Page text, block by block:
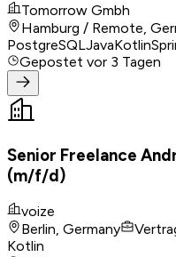
Tomorrow Gmbh
Hamburg / Remote,
PostgreSQLJavaKotlin
Gepostet vor 3 Tagen
Senior Freelance
(m/f/d)
voize
Berlin, Germany
Kotlin